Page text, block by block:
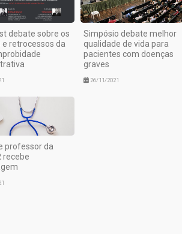
debate sobre os
e retrocessos da
Simpósio debate melhor
qualidade de vida para
pacientes com doenças
graves
26/11/2021
professor da
recebe